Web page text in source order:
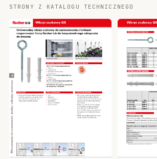
STRONY Z KATALOGU TECHNICZNEGO